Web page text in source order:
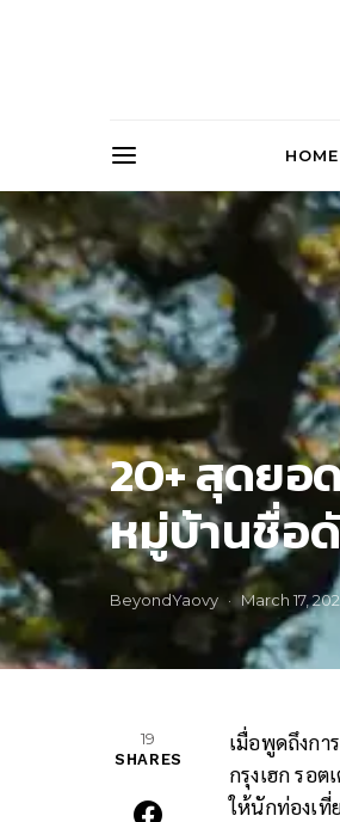
HOME
20+ สุดยอ
หมู่บ้านชื่อ
BeyondYaovy March 17,
19
SHARES
เมื่อพูดถึงกา
กรุงเฮก รอ
ให้นักท่องเที่